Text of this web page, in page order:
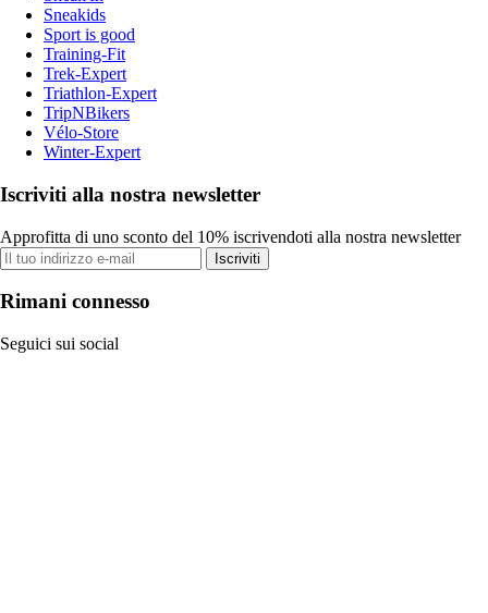
Sneakids
Sport is good
Training-Fit
Trek-Expert
Triathlon-Expert
TripNBikers
Vélo-Store
Winter-Expert
Iscriviti alla nostra newsletter
Approfitta di uno sconto del 10% iscrivendoti alla nostra newsletter
Iscriviti
Rimani connesso
Seguici sui social